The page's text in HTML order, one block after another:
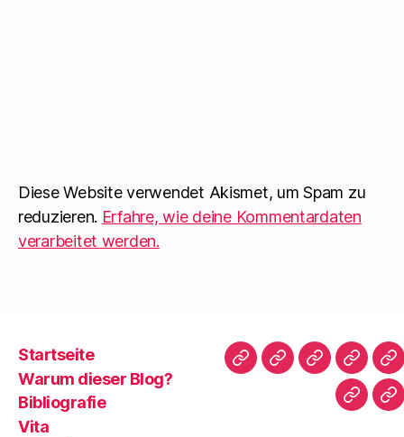
Diese Website verwendet Akismet, um Spam zu
reduzieren. Erfahre, wie deine Kommentardaten
verarbeitet werden.
Startseite
Warum dieser Blog?
Bibliografie
Vita
Startseite
WarumBibliografie
Vita
|